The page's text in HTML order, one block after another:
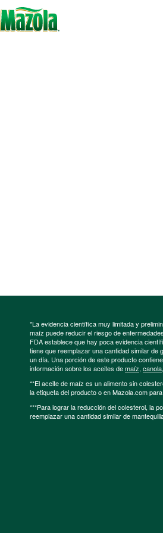
*La evidencia científica muy limitada y
maíz puede reducir el riesgo de
FDA establece que hay poca evidencia
tiene que reemplazar una cantidad similar
un día. Una porción de este producto
información sobre los aceites demaíz, canola,
**El aceite de maíz es un alimento sin
la etiqueta del producto o en Mazola.com
***Para lograr la reducción del colesterol, la
reemplazar una cantidad similar de